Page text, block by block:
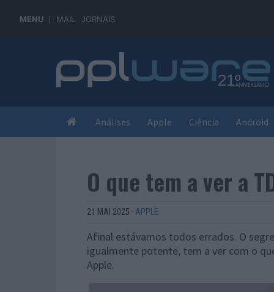
MENU MAIL JORNAIS
Análises Apple Ciência Android
O que tem a ver a
21 MAI 2025 · APPLE
Afinal estávamos todos errados. O
igualmente potente, tem a ver com o
Apple.